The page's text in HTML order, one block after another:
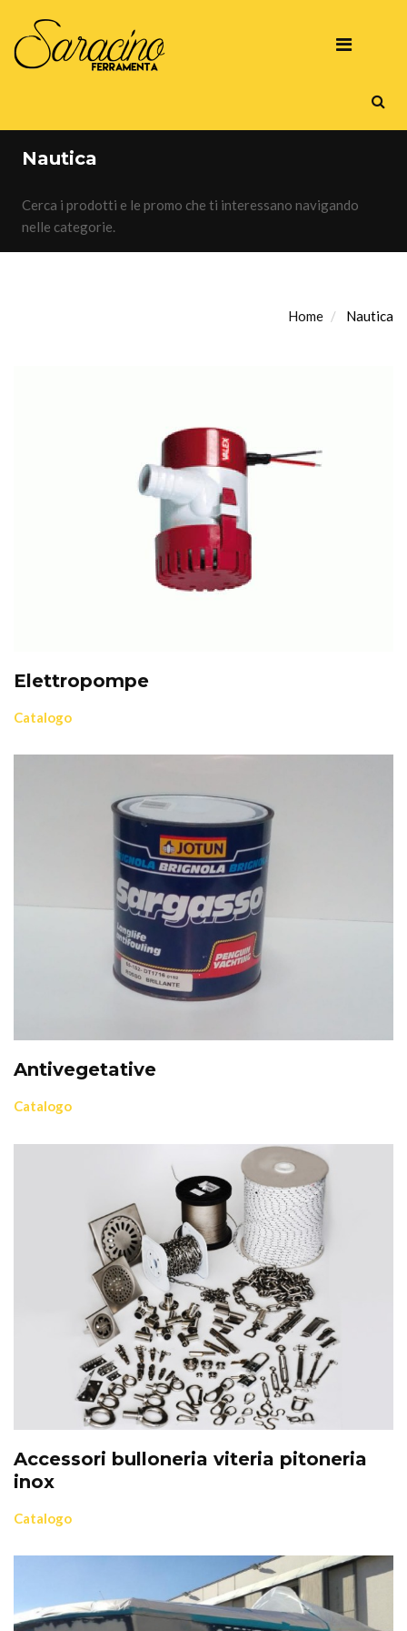
Nautica
Cerca i prodotti e le promo che ti interessano navigando
nelle categorie.
Home Nautica
Elettropompe
Catalogo
Antivegetative
Catalogo
Accessori bulloneria viteria pitoneria
inox
Catalogo